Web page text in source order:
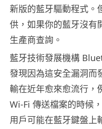
新版的藍牙驅動程式。
供，如果你的藍牙沒有
生產商查詢。
藍牙技術發展機構
發現因為這安全漏洞而
輸在近年愈來愈流行，
Wi-Fi 傳送檔案的時候
用戶可能在藍牙鍵盤上